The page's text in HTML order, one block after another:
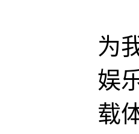
为
娱
载